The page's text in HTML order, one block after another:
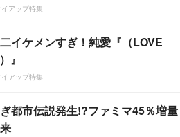
アップ特集
イケメンすぎ！純愛『（LOVE
』
アップ特集
都市伝説発生!?ファミマ45％増量